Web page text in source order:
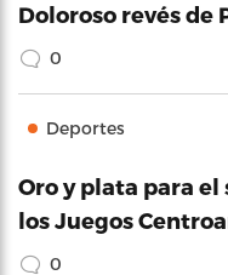
Doloroso revés de
0
Deportes
Oro y plata para
los Juegos
0